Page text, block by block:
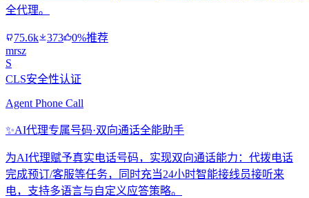
全代理。
75.6k 373
0%推荐
mrsz
S
CLS安全性认证
Agent Phone Call
✨AI代理专属号码·双向通话全能助手
为AI代理赋予真实电话号码，实现双向通话能力：代拨电话
完成预订/客服等任务，同时充当24小时智能接线员接听来
电，支持多语言与自定义应答策略。